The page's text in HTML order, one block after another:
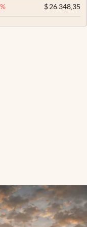
% $26.348,35